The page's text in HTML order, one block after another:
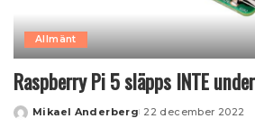
Allmänt
Raspberry Pi 5 släpps INTE
Posted
Mikael Anderberg 22 december 2022